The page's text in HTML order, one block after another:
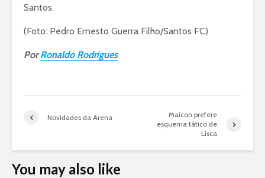
Santos.
(Foto: Pedro Ernesto Guerra Filho/Santos FC)
PorRonaldo Rodrigues
Novidades da Arena
Maicon prefere
esquema tático de
Lisca
You may also like